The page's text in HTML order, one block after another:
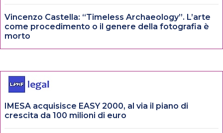
Vincenzo Castella: “Timeless Archaeology”. L’arte
come procedimento o il genere della fotografia è
morto
IMESA acquisisce EASY 2000, al via il piano di
crescita da 100 milioni di euro